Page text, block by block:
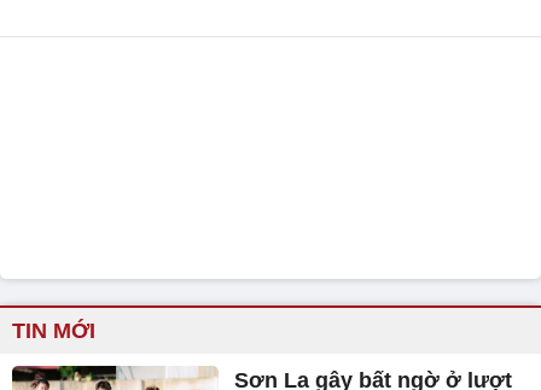
TIN MỚI
Sơn La gây bất ngờ ở lượt